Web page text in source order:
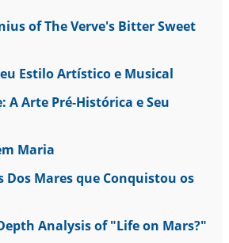
of The Verve's Bitter Sweet
Estilo Artístico e Musical
A Arte Pré-Histórica e Seu
Maria
Dos Mares que Conquistou os
Analysis of "Life on Mars?"